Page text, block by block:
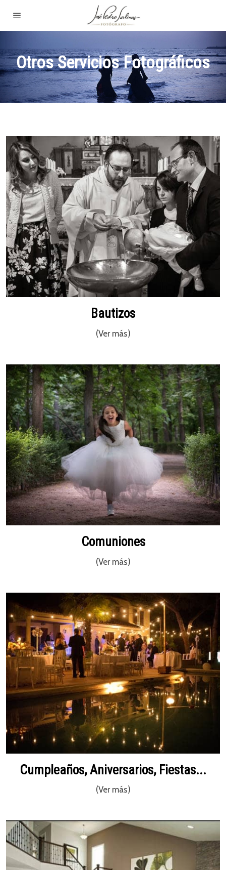
Otros Servicios Fotográficos
Bautizos
(Ver más)
Comuniones
(Ver más)
Cumpleaños, Aniversarios, Fiestas...
(Ver más)